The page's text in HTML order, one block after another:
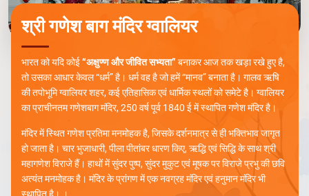
श्री गणेश बाग मंदिर ग्वालियर
भारत को यदि कोई“अक्षुण्ण और जीवित सभ्यता” बनाकर आज तक खड़ा रखे हुए है,
तो उसका आधार केवल “धर्म” है। धर्म वह है जो हमें “मानव” बनाता है। गालव ऋषि
की तपोभूमि ग्वालियर शहर, कई एतिहासिक एवं धार्मिक स्थलों को समेटे है। ग्वालियर
का प्राचीनतम गणेशबाग मंदिर, 250 वर्ष पूर्व 1840 ई में स्थापित गणेश मंदिर है।
मंदिर में स्थित गणेश प्रतिमा मनमोहक है, जिसके दर्शनमात्र से ही भक्तिभाव जागृत
हो जाता है। चार भुजाधारी, पीला पीतांबर धारण किए, ऋद्धि एवं सिद्धि के साथ श्री
महागणेश विराजे हैं। हाथों में सुंदर पुष्प, सुंदर मुकुट एवं मूषक पर विराजे प्रभु की छवि
अत्यंत मनमोहक है। मंदिर के प्रांगण में एक नवग्रह मंदिर एवं हनुमान मंदिर भी